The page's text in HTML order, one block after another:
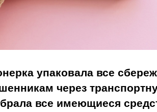
упаковала все
через
все имеющиеся